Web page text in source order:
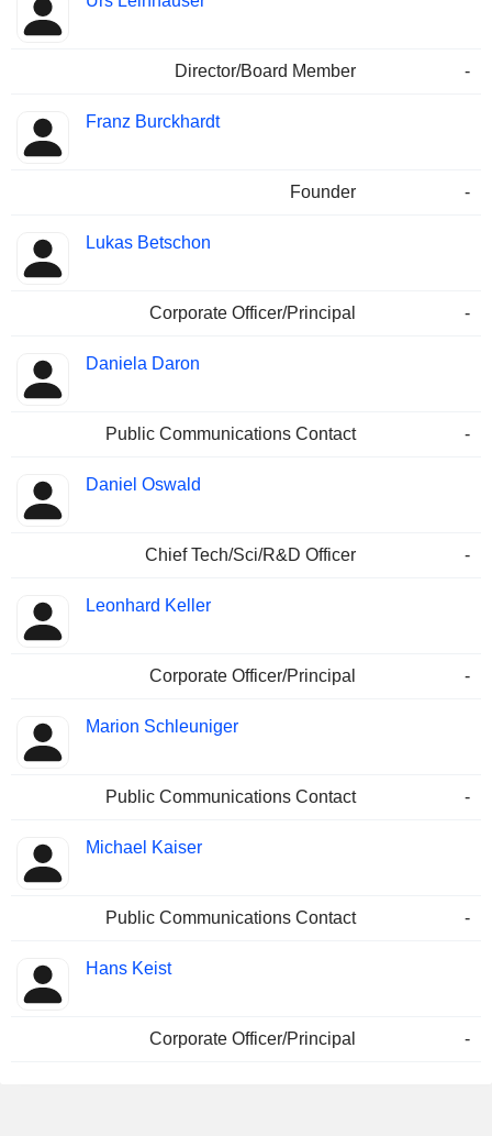
Director/Board Member -
Franz Burckhardt
Founder -
Lukas Betschon
Corporate Officer/Principal -
Daniela Daron
Public Communications Contact -
Daniel Oswald
Chief Tech/Sci/R&D Officer -
Leonhard Keller
Corporate Officer/Principal -
Marion Schleuniger
Public Communications Contact -
Michael Kaiser
Public Communications Contact -
Hans Keist
Corporate Officer/Principal -